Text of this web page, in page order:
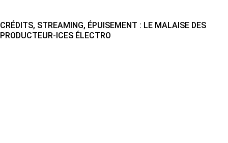
CRÉDITS, STREAMING, ÉPUISEMENT : LE MALAISE DES
PRODUCTEUR-ICES ÉLECTRO